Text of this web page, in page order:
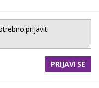
PRIJAVI SE